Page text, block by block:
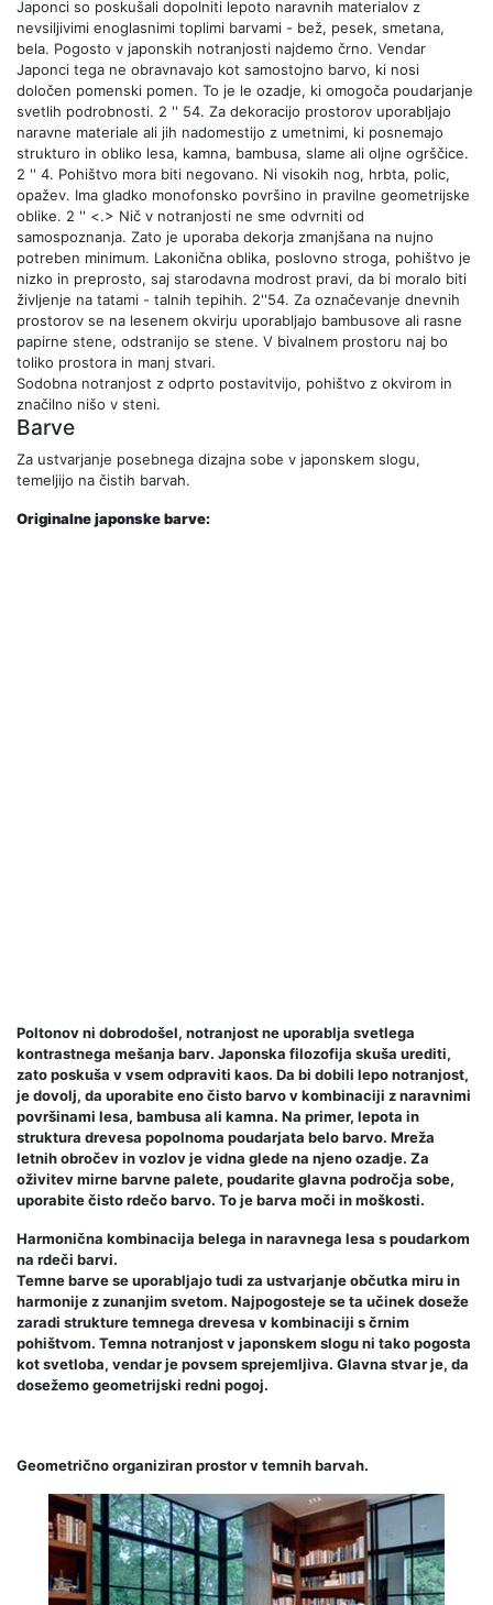
Japonci so poskušali dopolniti lepoto naravnih materialov z
nevsiljivimi enoglasnimi toplimi barvami - bež, pesek, smetana,
bela. Pogosto v japonskih notranjosti najdemo črno. Vendar
Japonci tega ne obravnavajo kot samostojno barvo, ki nosi
določen pomenski pomen. To je le ozadje, ki omogoča poudarjanje
svetlih podrobnosti. 2 '' 54. Za dekoracijo prostorov uporabljajo
naravne materiale ali jih nadomestijo z umetnimi, ki posnemajo
strukturo in obliko lesa, kamna, bambusa, slame ali oljne ogrščice.
2 '' 4. Pohištvo mora biti negovano. Ni visokih nog, hrbta, polic,
opažev. Ima gladko monofonsko površino in pravilne geometrijske
oblike. 2 '' <.> Nič v notranjosti ne sme odvrniti od
samospoznanja. Zato je uporaba dekorja zmanjšana na nujno
potreben minimum. Lakonična oblika, poslovno stroga, pohištvo je
nizko in preprosto, saj starodavna modrost pravi, da bi moralo biti
življenje na tatami - talnih tepihih. 2''54. Za označevanje dnevnih
prostorov se na lesenem okvirju uporabljajo bambusove ali rasne
papirne stene, odstranijo se stene. V bivalnem prostoru naj bo
toliko prostora in manj stvari.
Sodobna notranjost z odprto postavitvijo, pohištvo z okvirom in
značilno nišo v steni.
Barve
Za ustvarjanje posebnega dizajna sobe v japonskem slogu,
temeljijo na čistih barvah.
Originalne japonske barve:
Poltonov ni dobrodošel, notranjost ne uporablja svetlega
kontrastnega mešanja barv. Japonska filozofija skuša urediti,
zato poskuša v vsem odpraviti kaos. Da bi dobili lepo notranjost,
je dovolj, da uporabite eno čisto barvo v kombinaciji z naravnimi
površinami lesa, bambusa ali kamna. Na primer, lepota in
struktura drevesa popolnoma poudarjata belo barvo. Mreža
letnih obročev in vozlov je vidna glede na njeno ozadje. Za
oživitev mirne barvne palete, poudarite glavna področja sobe,
uporabite čisto rdečo barvo. To je barva moči in moškosti.
Harmonična kombinacija belega in naravnega lesa s poudarkom
na rdeči barvi.
Temne barve se uporabljajo tudi za ustvarjanje občutka miru in
harmonije z zunanjim svetom. Najpogosteje se ta učinek doseže
zaradi strukture temnega drevesa v kombinaciji s črnim
pohištvom. Temna notranjost v japonskem slogu ni tako pogosta
kot svetloba, vendar je povsem sprejemljiva. Glavna stvar je, da
dosežemo geometrijski redni pogoj.
Geometrično organiziran prostor v temnih barvah.